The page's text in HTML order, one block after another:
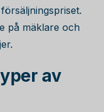
på mäklare och
av